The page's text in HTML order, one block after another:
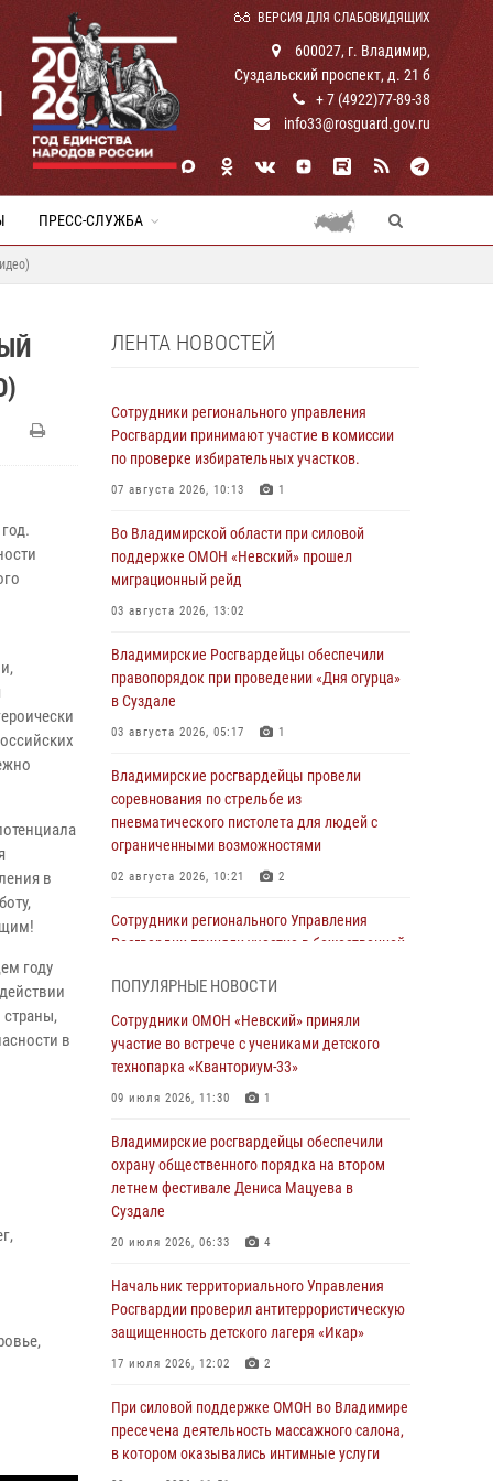
ВЕРСИЯ ДЛЯ СЛАБОВИДЯЩИХ
600027, г. Владимир,
Суздальский проспект, д. 21 б
+ 7 (4922)77-89-38
info33@rosguard.gov.ru
ПРЕСС-СЛУЖБА
в
году
в
ЛЕНТА НОВОСТЕЙ
Сотрудники регионального управления
Росгвардии принимают участие в комиссии
по проверке избирательных участков.
07 августа 2026, 10:13 1
Во Владимирской области при силовой
поддержке ОМОН «Невский» прошел
миграционный рейд
03 августа 2026, 13:02
Владимирские Росгвардейцы обеспечили
правопорядок при проведении «Дня огурца»
в Суздале
03 августа 2026, 05:17 1
Владимирские росгвардейцы провели
соревнования по стрельбе из
пневматического пистолета для людей с
ограниченными возможностями
02 августа 2026, 10:21 2
Сотрудники регионального Управления
Росгвардии приняли участие в божественной
равноапостольного великого князя
Владимира и празднования Дня Крещения
29 июля 2026, 05:29 4
пресечена деятельность массажного салона,
в котором оказывались интимные услуги
28 июля 2026, 11:51
Во Владимирcкой области открыли
детском лагере «Икар»
27 июля 2026, 16:43 2
Владимирские росгвардейцы обеспечили
летнем фестивале Дениса Мацуева в
20 июля 2026, 06:33 4
ПОПУЛЯРНЫЕ НОВОСТИ
Сотрудники ОМОН «Невский» приняли
участие во встрече с учениками детского
технопарка «Кванториум-33»
09 июля 2026, 11:30 1
Владимирские росгвардейцы обеспечили
охрану общественного порядка на втором
летнем фестивале Дениса Мацуева в
Суздале
20 июля 2026, 06:33 4
Начальник территориального Управления
Росгвардии проверил антитеррористическую
защищенность детского лагеря «Икар»
17 июля 2026, 12:02 2
При силовой поддержке ОМОН во Владимире
пресечена деятельность массажного салона,
в котором оказывались интимные услуги